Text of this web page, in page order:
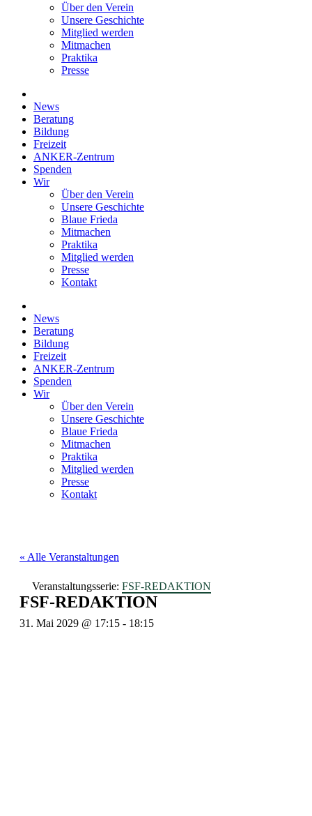
Über den Verein
Unsere Geschichte
Mitglied werden
Mitmachen
Praktika
Presse
News
Beratung
Bildung
Freizeit
ANKER-Zentrum
Spenden
Wir
Über den Verein
Unsere Geschichte
Blaue Frieda
Mitmachen
Praktika
Mitglied werden
Presse
Kontakt
News
Beratung
Bildung
Freizeit
ANKER-Zentrum
Spenden
Wir
Über den Verein
Unsere Geschichte
Blaue Frieda
Mitmachen
Praktika
Mitglied werden
Presse
Kontakt
« Alle Veranstaltungen
Veranstaltungsserie: FSF-REDAKTION
FSF-REDAKTION
31. Mai 2029 @ 17:15 - 18:15